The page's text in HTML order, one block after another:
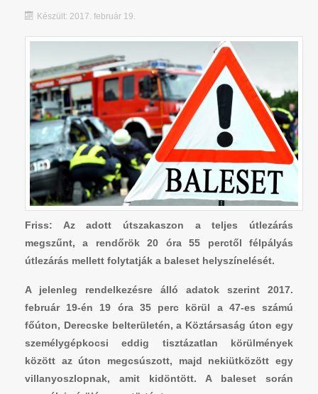
Készült: 2017. február 19.
Friss: Az adott útszakaszon a teljes útlezárás
megszűnt, a rendőrök 20 óra 55 perctől félpályás
útlezárás mellett folytatják a baleset helyszínelését.
A jelenleg rendelkezésre álló adatok szerint 2017.
február 19-én 19 óra 35 perc körül a 47-es számú
főúton, Derecske belterületén, a Köztársaság úton egy
személygépkocsi eddig tisztázatlan körülmények
között az úton megcsúszott, majd nekiütközött egy
villanyoszlopnak, amit kidöntött. A baleset során